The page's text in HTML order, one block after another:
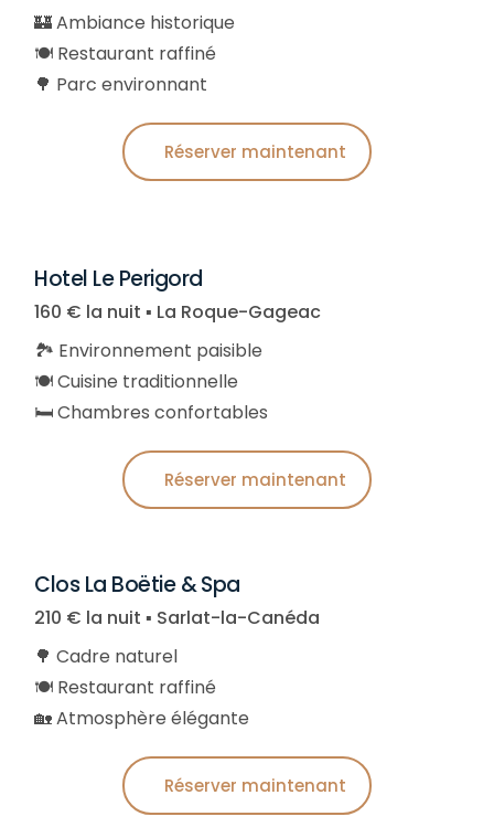
🏰 Ambiance historique
🍽️ Restaurant raffiné
🌳 Parc environnant
Réserver maintenant
Hotel Le Perigord
160 € la nuit ▪︎ La Roque-Gageac
🏞️ Environnement paisible
🍽️ Cuisine traditionnelle
🛏️ Chambres confortables
Réserver maintenant
Clos La Boëtie & Spa
210 € la nuit ▪︎ Sarlat-la-Canéda
🌳 Cadre naturel
🍽️ Restaurant raffiné
🏡 Atmosphère élégante
Réserver maintenant